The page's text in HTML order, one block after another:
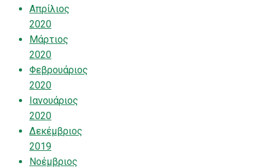
Απρίλιος
2020
Μάρτιος
2020
Φεβρουάριος
2020
Ιανουάριος
2020
Δεκέμβριος
2019
Νοέμβριος